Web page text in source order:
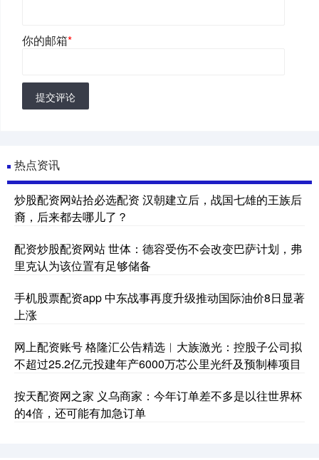
你的邮箱*
提交评论
热点资讯
炒股配资网站拾必选配资 汉朝建立后，战国七雄的王族后
裔，后来都去哪儿了？
配资炒股配资网站 世体：德容受伤不会改变巴萨计划，弗
里克认为该位置有足够储备
手机股票配资app 中东战事再度升级推动国际油价8日显著
上涨
网上配资账号 格隆汇公告精选︱大族激光：控股子公司拟
不超过25.2亿元投建年产6000万芯公里光纤及预制棒项目
按天配资网之家 义乌商家：今年订单差不多是以往世界杯
的4倍，还可能有加急订单